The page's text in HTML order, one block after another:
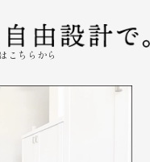
こちらから